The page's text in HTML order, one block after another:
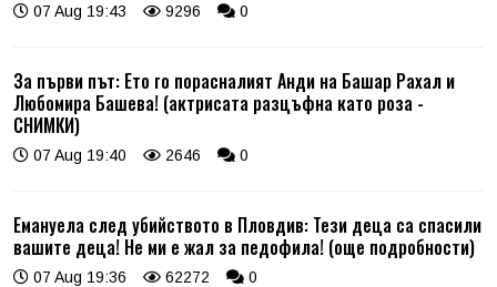
07 Aug 19:43 9296 0
За първи път: Ето го порасналият Анди на Башар Рахал и
Любомира Башева! (актрисата разцъфна като роза -
СНИМКИ)
07 Aug 19:40 2646 0
Емануела след убийството в Пловдив: Тези деца са спасили
вашите деца! Не ми е жал за педофила! (още подробности)
07 Aug 19:36 62272 0